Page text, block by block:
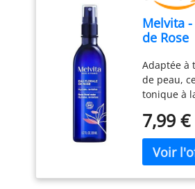
Melvita
de Rose
Adaptée à
de peau,
tonique à
pour lutter
signes de
cutané
propriétés
7,99 €